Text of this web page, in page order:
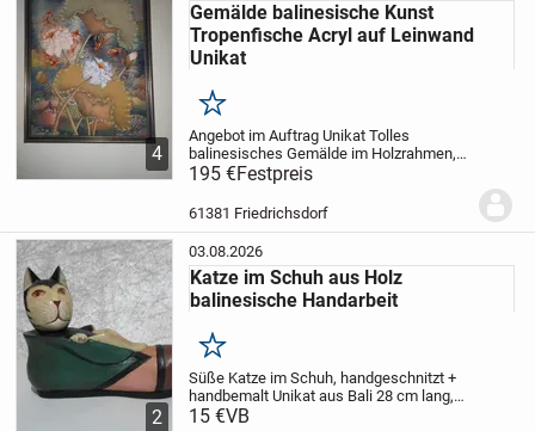
4
Gemälde balinesische Kunst
Tropenfische Acryl auf Leinwand
Unikat
Merken
Angebot im AuftragUnikatTolles
balinesisches Gemälde im Holzrahmen,
Acryl auf Leinwand
Höhe 93 cm
gespannt werden Kein Verhandlungs-
195 €Festpreis
61381 Friedrichsdorf
2
03.08.2026
Katze im Schuh aus Holz
balinesische Handarbeit
Merken
Süße Katze im Schuh, handgeschnitzt +
handbemaltUnikat aus Bali28 cm lang,
rechte Pfote ist etwas beschädigt ( vom
15 €VB